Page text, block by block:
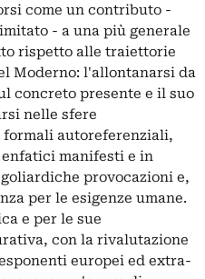
come un contributo -
- a una più generale
rispetto alle traiettorie
Moderno: l'allontanarsi da
concreto presente e il suo
nelle sfere
autoreferenziali,
manifesti e in
provocazioni e,
per le esigenze umane.
e per le sue
con la rivalutazione
europei ed extra-